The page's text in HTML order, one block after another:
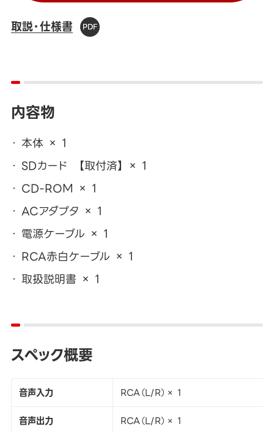
取説・仕様書
内容物
本体 × 1
SDカード 【取付済】 × 1
CD-ROM × 1
ACアダプタ × 1
電源ケーブル × 1
RCA赤白ケーブル × 1
取扱説明書 × 1
スペック概要
音声入力
RCA（L/R）× 1
音声出力
RCA（L/R）× 1